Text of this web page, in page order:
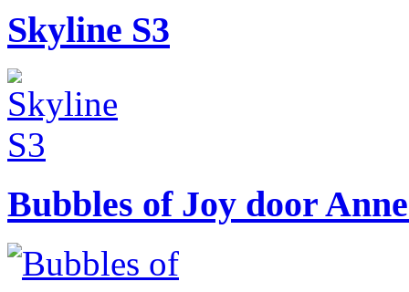
Skyline S3
Bubbles of Joy door